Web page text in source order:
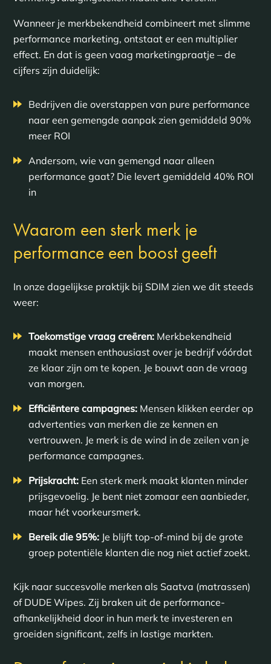
Wanneer je merkbekendheid combineert met slimme
performance marketing, ontstaat er een multiplier
effect. En dat is geen vaag marketingpraatje – de
cijfers zijn duidelijk:
Bedrijven die overstappen van pure performance
naar een gemengde aanpak zien gemiddeld 90%
meer ROI
Andersom, wie van gemengd naar alleen
performance gaat? Die levert gemiddeld 40% ROI
in
Waarom een sterk merk je
performance een boost geeft
In onze dagelijkse praktijk bij SDIM zien we dit steeds
weer:
Toekomstige vraag creëren:Merkbekendheid
maakt mensen enthousiast over je bedrijf vóórdat
ze klaar zijn om te kopen. Je bouwt aan de vraag
van morgen.
Efficiëntere campagnes:Mensen klikken eerder op
advertenties van merken die ze kennen en
vertrouwen. Je merk is de wind in de zeilen van je
performance campagnes.
Prijskracht:Een sterk merk maakt klanten minder
prijsgevoelig. Je bent niet zomaar een aanbieder,
maar hét voorkeursmerk.
Bereik die 95%:Je blijft top-of-mind bij de grote
groep potentiële klanten die nog niet actief zoekt.
Kijk naar succesvolle merken als Saatva (matrassen)
of DUDE Wipes. Zij braken uit de performance-
afhankelijkheid door in hun merk te investeren en
groeiden significant, zelfs in lastige markten.